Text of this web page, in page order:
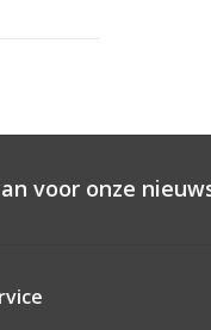
voor onze